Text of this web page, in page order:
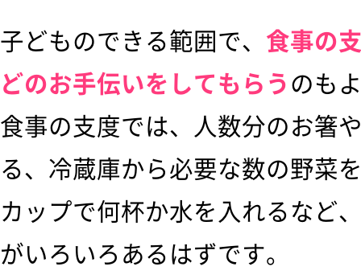
子どものできる範囲で、 食事の
どのお手伝いをしてもらうのも
食事の支度では、人数分のお箸
る、冷蔵庫から必要な数の野菜
カップで何杯か水を入れるなど
がいろいろあるはずです。